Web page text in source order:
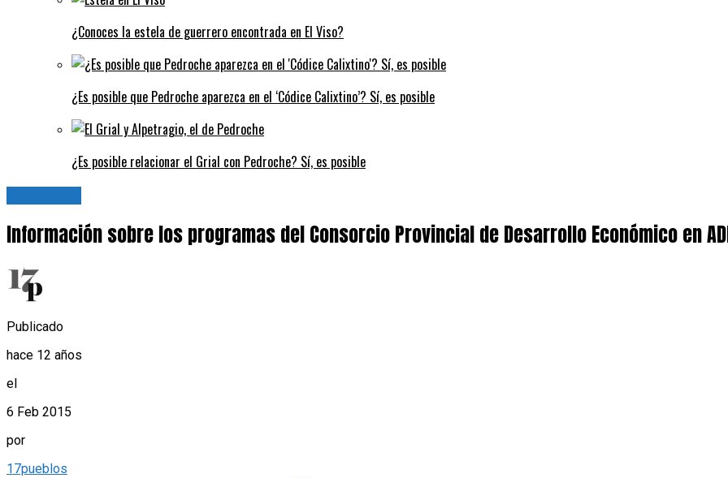
¿Conoces la estela de guerrero encontrada en El Viso?
¿Es posible que Pedroche aparezca en el ‘Códice Calixtino’? Sí, es posible
¿Es posible relacionar el Grial con Pedroche? Sí, es posible
Información sobre los programas del Consorcio Provincial de Desarrollo Económico en
Publicado
hace 12 años
el
6 Feb 2015
por
17pueblos